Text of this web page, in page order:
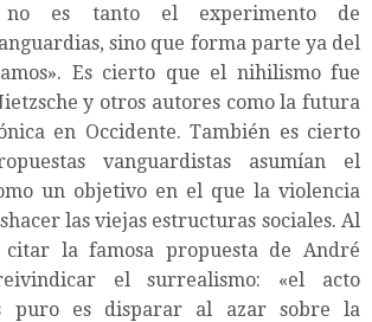
no es tanto el experimento de
sino que forma parte ya del
Es cierto que el nihilismo fue
y otros autores como la futura
en Occidente. También es cierto
vanguardistas asumían el
un objetivo en el que la violencia
las viejas estructuras sociales. Al
citar la famosa propuesta de André
el surrealismo: «el acto
puro es disparar al azar sobre la